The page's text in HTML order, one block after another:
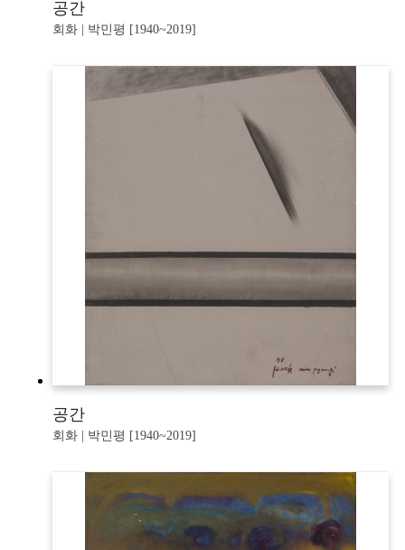
공간
회화 | 박민평 [1940~2019]
공간
회화 | 박민평 [1940~2019]